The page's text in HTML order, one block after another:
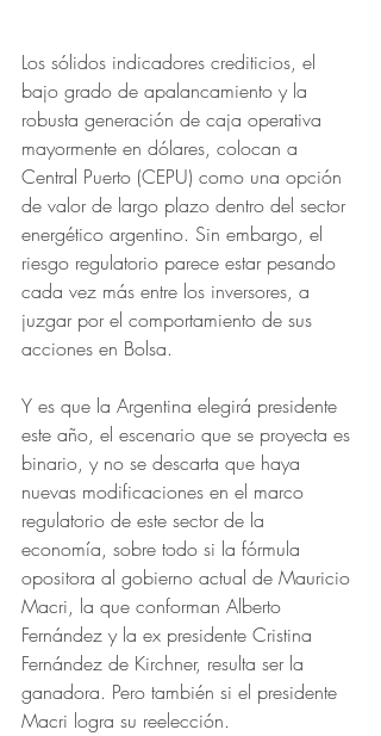
Los sólidos indicadores crediticios, el
bajo grado de apalancamiento y la
robusta generación de caja operativa
mayormente en dólares, colocan a
Central Puerto (CEPU) como una opción
de valor de largo plazo dentro del sector
energético argentino. Sin embargo, el
riesgo regulatorio parece estar pesando
cada vez más entre los inversores, a
juzgar por el comportamiento de sus
acciones en Bolsa.
Y es que la Argentina elegirá presidente
este año, el escenario que se proyecta es
binario, y no se descarta que haya
nuevas modificaciones en el marco
regulatorio de este sector de la
economía, sobre todo si la fórmula
opositora al gobierno actual de Mauricio
Macri, la que conforman Alberto
Fernández y la ex presidente Cristina
Fernández de Kirchner, resulta ser la
ganadora. Pero también si el presidente
Macri logra su reelección.